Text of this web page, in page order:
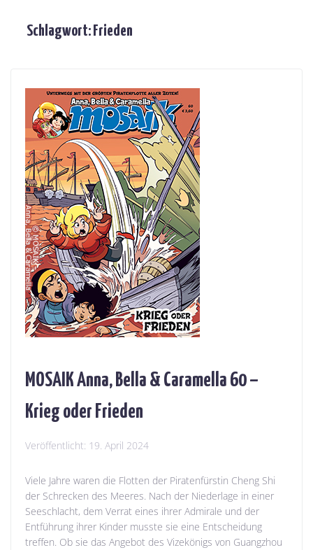
Schlagwort:Frieden
MOSAIK Anna, Bella & Caramella 60 –
Krieg oder Frieden
Veröffentlicht: 19. April 2024
Viele Jahre waren die Flotten der Piratenfürstin Cheng Shi
der Schrecken des Meeres. Nach der Niederlage in einer
Seeschlacht, dem Verrat eines ihrer Admirale und der
Entführung ihrer Kinder musste sie eine Entscheidung
treffen. Ob sie das Angebot des Vizekönigs von Guangzhou